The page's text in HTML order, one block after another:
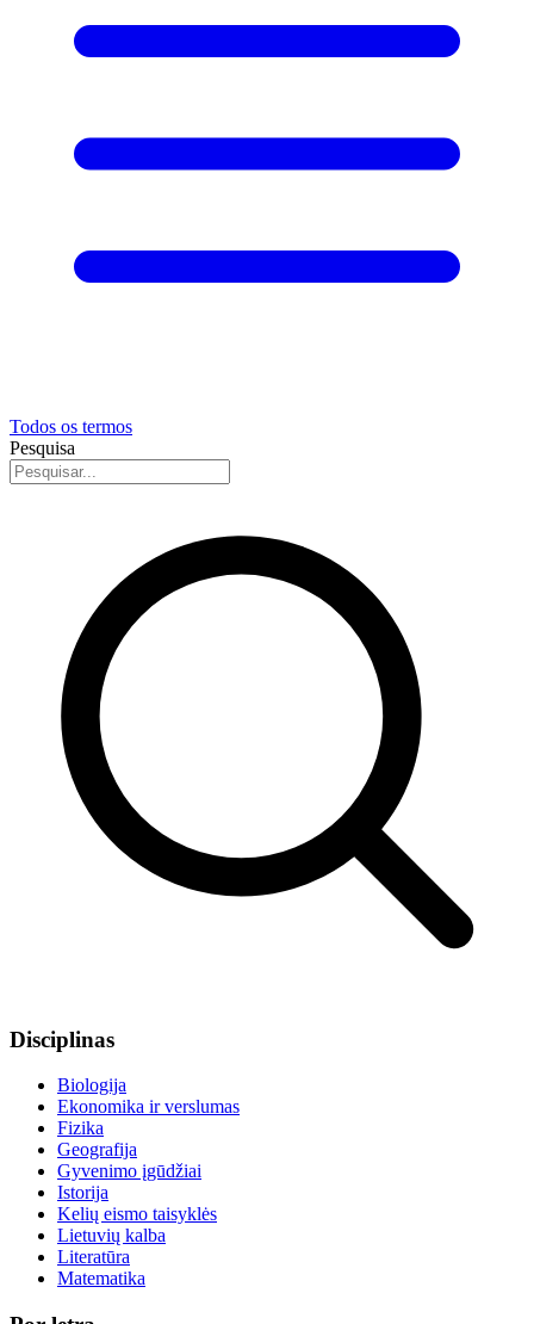
Todos os termos
Pesquisa
Disciplinas
Biologija
Ekonomika ir verslumas
Fizika
Geografija
Gyvenimo įgūdžiai
Istorija
Kelių eismo taisyklės
Lietuvių kalba
Literatūra
Matematika